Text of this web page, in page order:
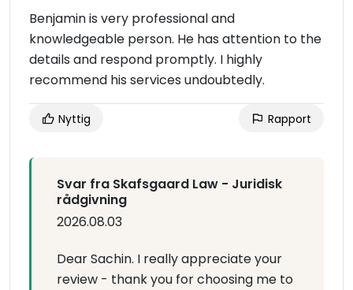
Benjamin is very professional and
knowledgeable person. He has attention to the
details and respond promptly. I highly
recommend his services undoubtedly.
Nyttig Rapport
Svar fra Skafsgaard Law - Juridisk
rådgivning
2026.08.03
Dear Sachin. I really appreciate your
review - thank you for choosing me to